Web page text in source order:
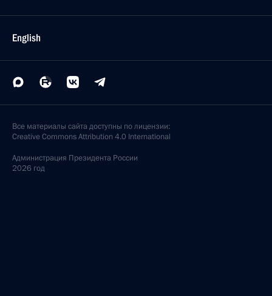
English
Все материалы сайта доступны по лицензии:
Creative Commons Attribution 4.0 International
Администрация Президента России
2026 год